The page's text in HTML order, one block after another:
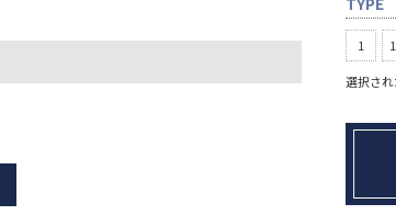
1
選択さ